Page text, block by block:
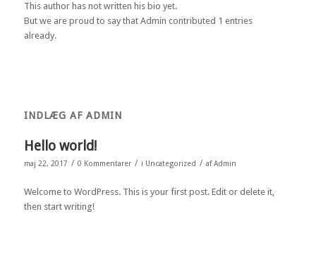
This author has not written his bio yet.
But we are proud to say that Admin contributed 1 entries
already.
INDLÆG AF ADMIN
Hello world!
maj 22, 2017 / 0 Kommentarer / i Uncategorized / afAdmin
Welcome to WordPress. This is your first post. Edit or delete it,
then start writing!